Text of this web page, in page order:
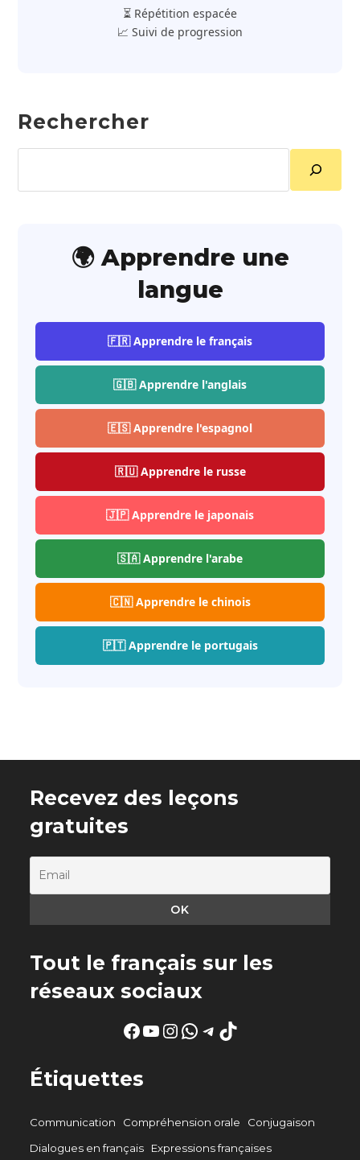
⏳ Répétition espacée
📈 Suivi de progression
Rechercher
🌍 Apprendre une
langue
🇫🇷 Apprendre le français
🇬🇧 Apprendre l'anglais
🇪🇸 Apprendre l'espagnol
🇷🇺 Apprendre le russe
🇯🇵 Apprendre le japonais
🇸🇦 Apprendre l'arabe
🇨🇳 Apprendre le chinois
🇵🇹 Apprendre le portugais
Recevez des leçons
gratuites
Tout le français sur les
réseaux sociaux
Facebook
YouTube
Instagram
WhatsApp
Telegram
TikTok
Étiquettes
Communication Compréhension orale
Conjugaison
Dialogues en français
Expressions françaises